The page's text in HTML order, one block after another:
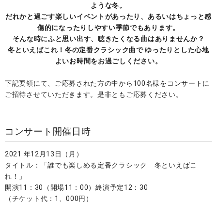
ような冬。
だれかと過ごす楽しいイベントがあったり、あるいはちょっと感
傷的になったりしやすい季節でもあります。
そんな時にふと思い出す、聴きたくなる曲はありませんか？
冬といえばこれ！冬の定番クラシック曲で ゆったりとした心地
よいお時間をお過ごしください。
下記要領にて、ご応募された方の中から100名様をコンサートに
ご招待させていただきます。是非ともご応募ください。
コンサート開催日時
2021 年12月13日（月）
タイトル：「誰でも楽しめる定番クラシック 冬といえばこ
れ！」
開演11：30（開場11：00）終演予定12：30
（チケット代：1、000円）